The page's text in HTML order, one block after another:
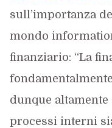
sull’importanza
mondo
finanziario: “La
dunque
processi interni